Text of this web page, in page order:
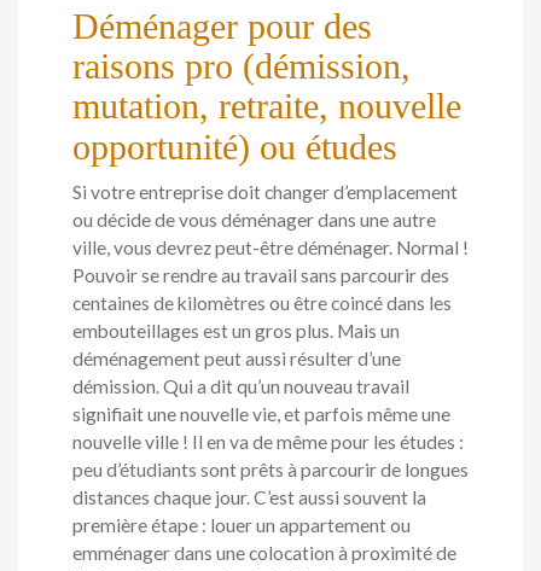
Déménager pour des
raisons pro (démission,
mutation, retraite, nouvelle
opportunité) ou études
Si votre entreprise doit changer d’emplacement
ou décide de vous déménager dans une autre
ville, vous devrez peut-être déménager. Normal !
Pouvoir se rendre au travail sans parcourir des
centaines de kilomètres ou être coincé dans les
embouteillages est un gros plus. Mais un
déménagement peut aussi résulter d’une
démission. Qui a dit qu’un nouveau travail
signifiait une nouvelle vie, et parfois même une
nouvelle ville ! Il en va de même pour les études :
peu d’étudiants sont prêts à parcourir de longues
distances chaque jour. C’est aussi souvent la
première étape : louer un appartement ou
emménager dans une colocation à proximité de